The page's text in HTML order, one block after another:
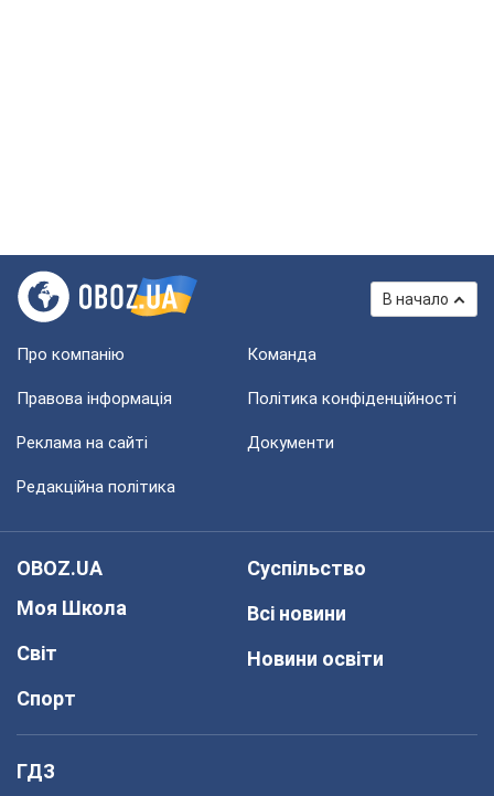
В начало
Про компанію Команда
Правова інформація Політика конфіденційності
Реклама на сайті Документи
Редакційна політика
OBOZ.UA
Моя Школа
Світ
Спорт
Суспільство
Всі новини
Новини освіти
ГДЗ